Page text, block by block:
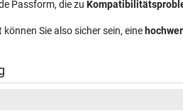
Passform, die zu
können Sie also sicher sein, eine